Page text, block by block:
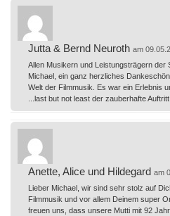
Jutta & Bernd Neuroth am
Allen Musikern und Leistungsträgern der
Michael, ein ganz herzliches
Welt der Filmmusik. Es war ein Erlebnis
...last but not least der zauberhafte
Anette, Alice und Hildegard am
Lieber Michael, wir sind sehr stolz auf
Filmmusik und vor allem Deinem super
freuen uns, dass unsere Mutti mit 92